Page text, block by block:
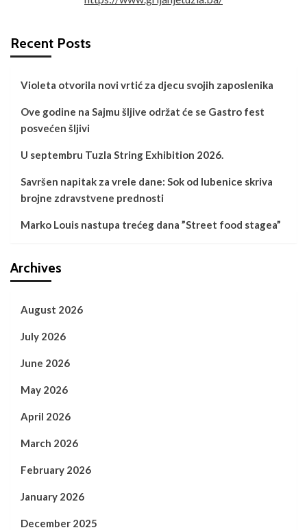
Recent Posts
Violeta otvorila novi vrtić za djecu svojih zaposlenika
Ove godine na Sajmu šljive održat će se Gastro fest
posvećen šljivi
U septembru Tuzla String Exhibition 2026.
Savršen napitak za vrele dane: Sok od lubenice skriva
brojne zdravstvene prednosti
Marko Louis nastupa trećeg dana ”Street food stagea”
Archives
August 2026
July 2026
June 2026
May 2026
April 2026
March 2026
February 2026
January 2026
December 2025